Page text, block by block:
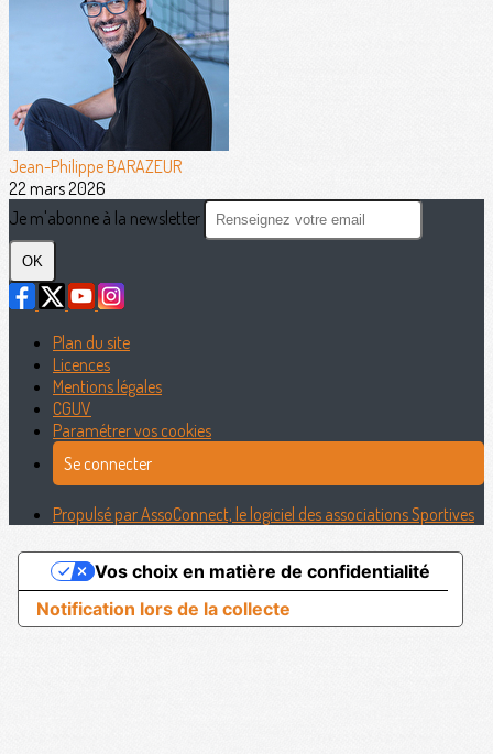
Jean-Philippe BARAZEUR
22 mars 2026
Je m'abonne à la newsletter
OK
Plan du site
Licences
Mentions légales
CGUV
Paramétrer vos cookies
Se connecter
Propulsé par AssoConnect, le logiciel des associations Sportives
Notification lors de la collecte
Vos choix en matière de confidentialité